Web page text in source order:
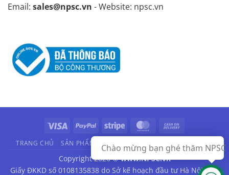
Email: sales@npsc.vn - Website: npsc.vn
Visa PayPal Stripe MasterCard
On
Delivery
TRANG CHỦ SẢN PHẨM HÃNG SẢN XUẤT VIDEO LIÊN HỆ
Copyright 2026 ©www.NPSC.vn
Giấy ĐKKD số 0108135838 do Sở kế hoạch đầu tư Hà Nội cấp.
Chào mừng bạn ghé thăm NPSC